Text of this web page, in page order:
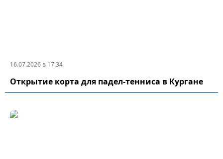
16.07.2026 в 17:34
Открытие корта для падел-тенниса в Кургане